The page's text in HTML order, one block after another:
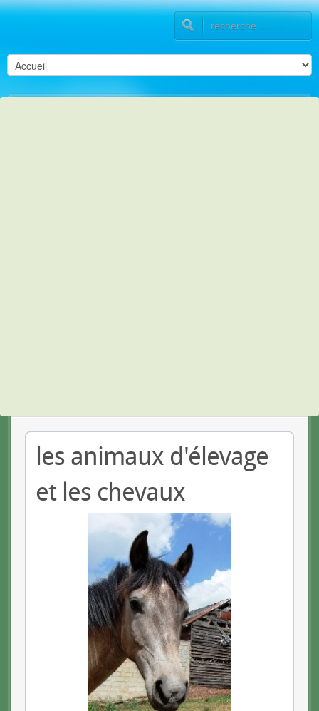
les animaux d'élevage
et les chevaux